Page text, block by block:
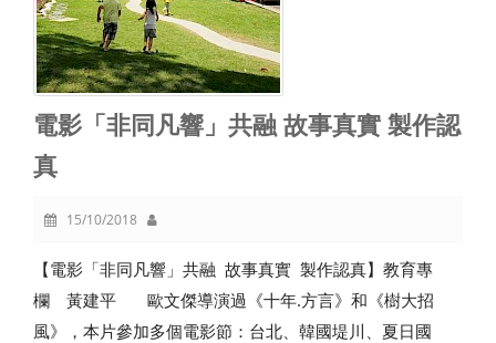
電影「非同凡響」共融 故事真實 製作認
真
15/10/2018
【電影「非同凡響」共融 故事真實 製作認真】教育專
欄 黃建平 歐文傑導演過《十年.方言》和《樹大招
風》，本片參加多個電影節：台北、韓國堤川、夏日國